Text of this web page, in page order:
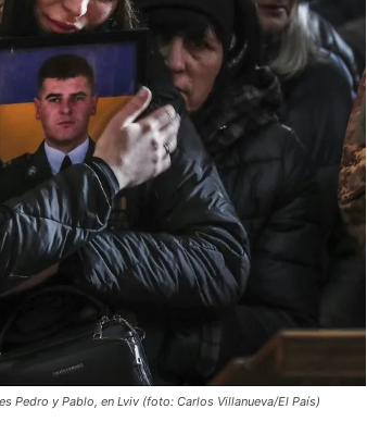
Pedro y Pablo, en Lviv (foto: Carlos Villanueva/El País)